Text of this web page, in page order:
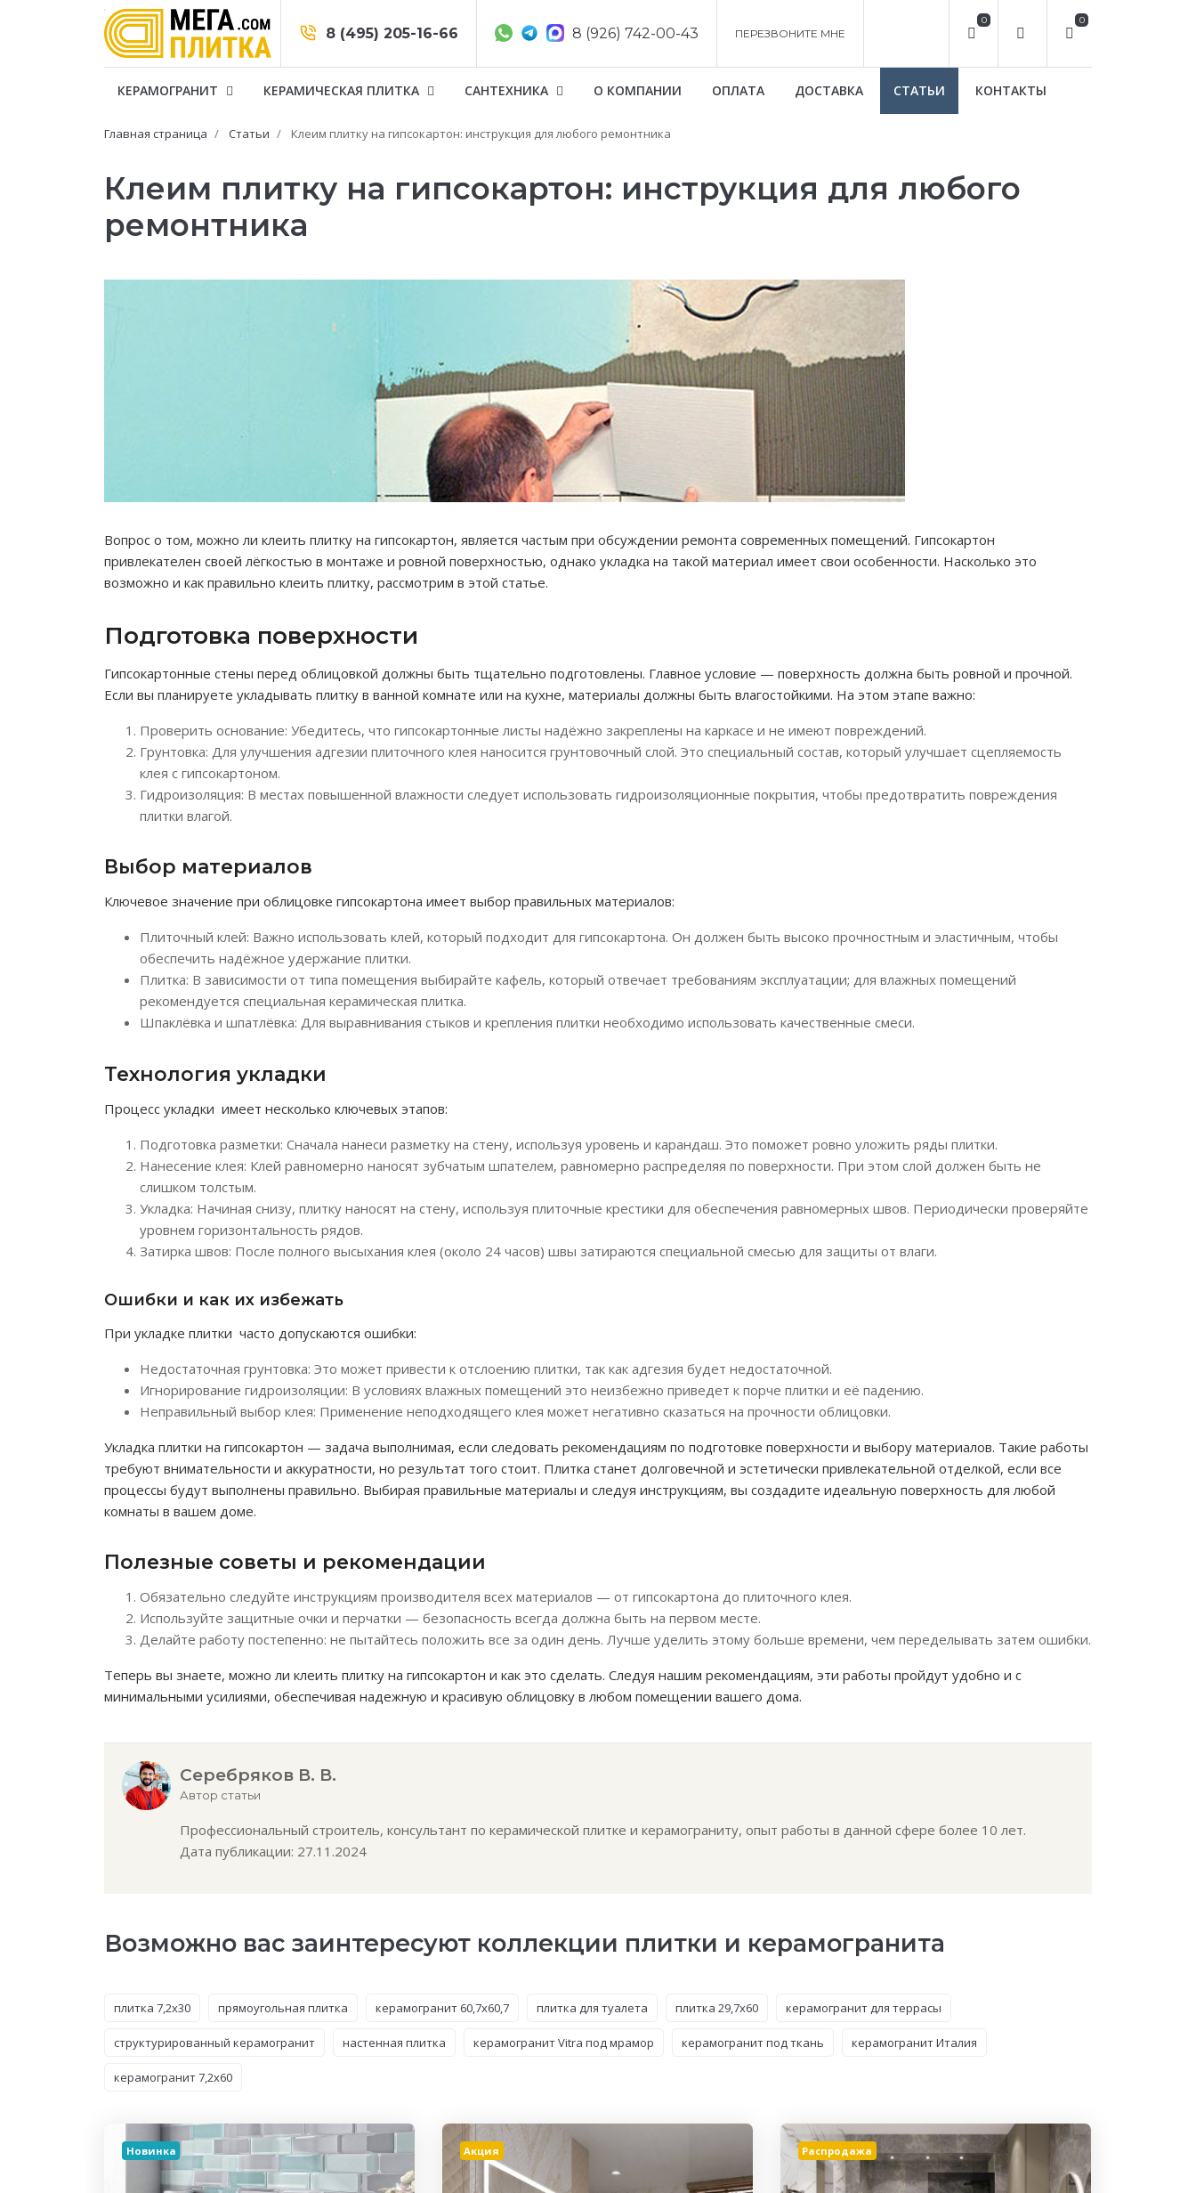
8 (495) 205-16-66 8 (926) 742-00-43 ПЕРЕЗВОНИТЕ МНЕ
0 0
КЕРАМОГРАНИТ КЕРАМИЧЕСКАЯ ПЛИТКА САНТЕХНИКА О КОМПАНИИ ОПЛАТА ДОСТАВКА СТАТЬИ КОНТАКТЫ
Главная страница Статьи Клеим плитку на гипсокартон: инструкция для любого ремонтника
Клеим плитку на гипсокартон: инструкция для любого
ремонтника
Вопрос о том, можно ли клеить плитку на гипсокартон, является частым при обсуждении ремонта современных помещений. Гипсокартон
привлекателен своей лёгкостью в монтаже и ровной поверхностью, однако укладка на такой материал имеет свои особенности. Насколько это
возможно и как правильно клеить плитку, рассмотрим в этой статье.
Подготовка поверхности
Гипсокартонные стены перед облицовкой должны быть тщательно подготовлены. Главное условие — поверхность должна быть ровной и прочной.
Если вы планируете укладывать плитку в ванной комнате или на кухне, материалы должны быть влагостойкими. На этом этапе важно:
Проверить основание: Убедитесь, что гипсокартонные листы надёжно закреплены на каркасе и не имеют повреждений.
Грунтовка: Для улучшения адгезии плиточного клея наносится грунтовочный слой. Это специальный состав, который улучшает сцепляемость
клея с гипсокартоном.
Гидроизоляция: В местах повышенной влажности следует использовать гидроизоляционные покрытия, чтобы предотвратить повреждения
плитки влагой.
Выбор материалов
Ключевое значение при облицовке гипсокартона имеет выбор правильных материалов:
Плиточный клей: Важно использовать клей, который подходит для гипсокартона. Он должен быть высоко прочностным и эластичным, чтобы
обеспечить надёжное удержание плитки.
Плитка: В зависимости от типа помещения выбирайте кафель, который отвечает требованиям эксплуатации; для влажных помещений
рекомендуется специальная керамическая плитка.
Шпаклёвка и шпатлёвка: Для выравнивания стыков и крепления плитки необходимо использовать качественные смеси.
Технология укладки
Процесс укладки имеет несколько ключевых этапов:
Подготовка разметки: Сначала нанеси разметку на стену, используя уровень и карандаш. Это поможет ровно уложить ряды плитки.
Нанесение клея: Клей равномерно наносят зубчатым шпателем, равномерно распределяя по поверхности. При этом слой должен быть не
слишком толстым.
Укладка: Начиная снизу, плитку наносят на стену, используя плиточные крестики для обеспечения равномерных швов. Периодически проверяйте
уровнем горизонтальность рядов.
Затирка швов: После полного высыхания клея (около 24 часов) швы затираются специальной смесью для защиты от влаги.
Ошибки и как их избежать
При укладке плитки часто допускаются ошибки:
Недостаточная грунтовка: Это может привести к отслоению плитки, так как адгезия будет недостаточной.
Игнорирование гидроизоляции: В условиях влажных помещений это неизбежно приведет к порче плитки и её падению.
Неправильный выбор клея: Применение неподходящего клея может негативно сказаться на прочности облицовки.
Укладка плитки на гипсокартон — задача выполнимая, если следовать рекомендациям по подготовке поверхности и выбору материалов. Такие работы
требуют внимательности и аккуратности, но результат того стоит. Плитка станет долговечной и эстетически привлекательной отделкой, если все
процессы будут выполнены правильно. Выбирая правильные материалы и следуя инструкциям, вы создадите идеальную поверхность для любой
комнаты в вашем доме.
Полезные советы и рекомендации
Обязательно следуйте инструкциям производителя всех материалов — от гипсокартона до плиточного клея.
Используйте защитные очки и перчатки — безопасность всегда должна быть на первом месте.
Делайте работу постепенно: не пытайтесь положить все за один день. Лучше уделить этому больше времени, чем переделывать затем ошибки.
Теперь вы знаете, можно ли клеить плитку на гипсокартон и как это сделать. Следуя нашим рекомендациям, эти работы пройдут удобно и с
минимальными усилиями, обеспечивая надежную и красивую облицовку в любом помещении вашего дома.
Серебряков В. В.
Автор статьи
Профессиональный строитель, консультант по керамической плитке и керамограниту, опыт работы в данной сфере более 10 лет.
Дата публикации: 27.11.2024
Возможно вас заинтересуют коллекции плитки и керамогранита
плитка 7,2x30 прямоугольная плитка керамогранит 60,7x60,7 плитка для туалета плитка 29,7x60 керамогранит для террасы
структурированный керамогранит настенная плитка керамогранит Vitra под мрамор керамогранит под ткань керамогранит Италия
керамогранит 7,2x60
Новинка Акция Распродажа